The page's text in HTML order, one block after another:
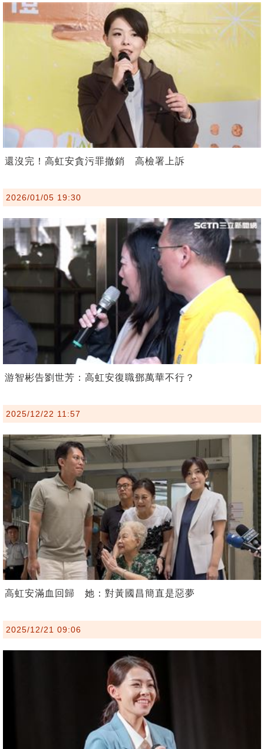
還沒完！高虹安貪污罪撤銷 高檢署上訴
2026/01/05 19:30
游智彬告劉世芳：高虹安復職鄧萬華不行？
2025/12/22 11:57
高虹安滿血回歸 她：對黃國昌簡直是惡夢
2025/12/21 09:06